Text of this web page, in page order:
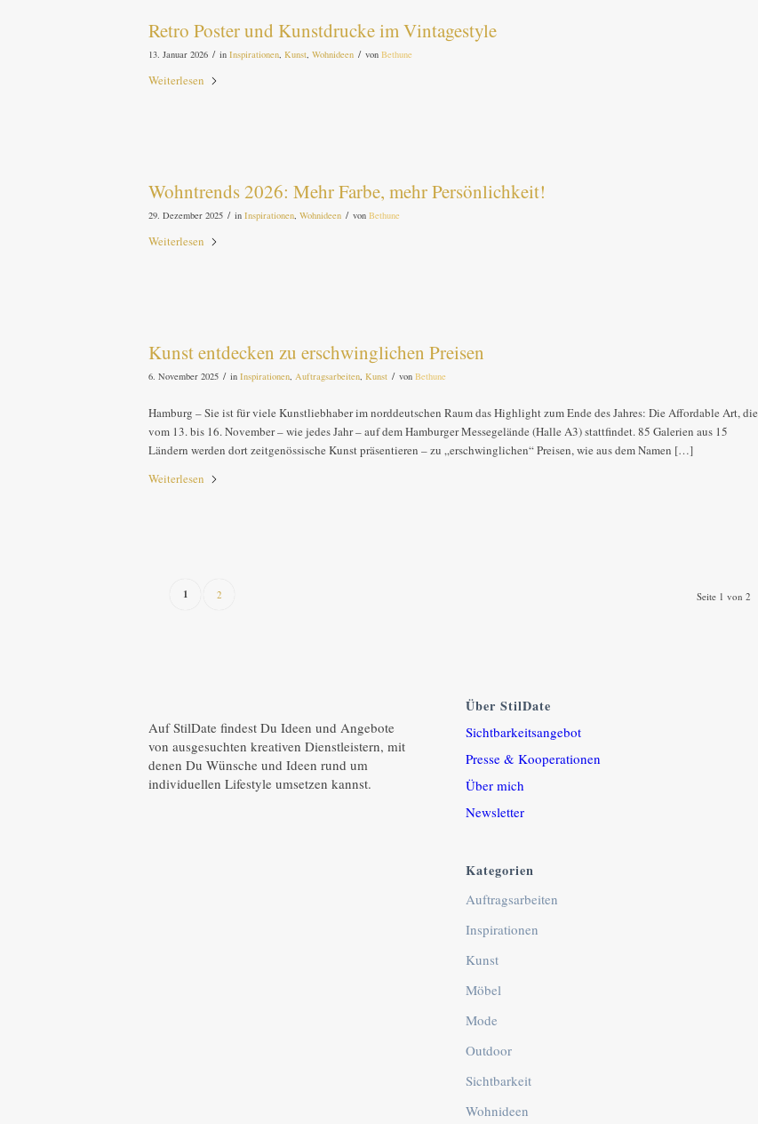
Retro Poster und Kunstdrucke im Vintagestyle
13. Januar 2026 / in Inspirationen, Kunst, Wohnideen / von Bethune
Weiterlesen
Wohntrends 2026: Mehr Farbe, mehr Persönlichkeit!
29. Dezember 2025 / in Inspirationen, Wohnideen / von Bethune
Weiterlesen
Kunst entdecken zu erschwinglichen Preisen
6. November 2025 / in Inspirationen, Auftragsarbeiten, Kunst / von Bethune
Hamburg – Sie ist für viele Kunstliebhaber im norddeutschen Raum das Highlight zum Ende des Jahres: Die Affordable Art, die
vom 13. bis 16. November – wie jedes Jahr – auf dem Hamburger Messegelände (Halle A3) stattfindet. 85 Galerien aus 15
Ländern werden dort zeitgenössische Kunst präsentieren – zu „erschwinglichen“ Preisen, wie aus dem Namen […]
Weiterlesen
Seite 1 von 2
1 2
Auf StilDate findest Du Ideen und Angebote
von ausgesuchten kreativen Dienstleistern, mit
denen Du Wünsche und Ideen rund um
individuellen Lifestyle umsetzen kannst.
Über StilDate
Sichtbarkeitsangebot
Presse & Kooperationen
Über mich
Newsletter
Kategorien
Auftragsarbeiten
Inspirationen
Kunst
Möbel
Mode
Outdoor
Sichtbarkeit
Wohnideen